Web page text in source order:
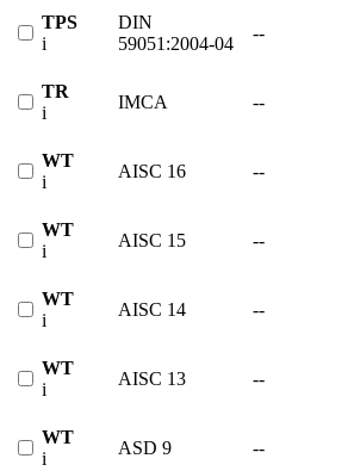
TPS
i
DIN
59051:2004-04
--
TR
i
IMCA --
WT
i
AISC 16 --
WT
i
AISC 15 --
WT
i
AISC 14 --
WT
i
AISC 13 --
WT
i
ASD 9 --